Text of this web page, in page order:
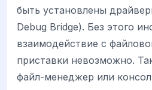
быть установлены
Debug Bridge). Без этого
взаимодействие с
приставки невозможно.
файл-менеджер или